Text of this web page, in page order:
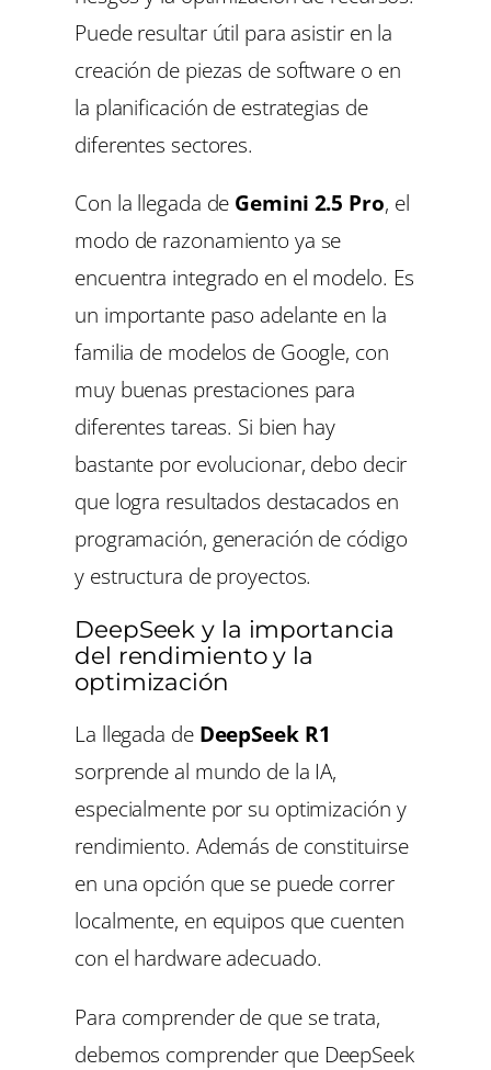
Puede resultar útil para asistir en la
creación de piezas de software o en
la planificación de estrategias de
diferentes sectores.
Con la llegada de Gemini 2.5 Pro, el
modo de razonamiento ya se
encuentra integrado en el modelo. Es
un importante paso adelante en la
familia de modelos de Google, con
muy buenas prestaciones para
diferentes tareas. Si bien hay
bastante por evolucionar, debo decir
que logra resultados destacados en
programación, generación de código
y estructura de proyectos.
DeepSeek y la importancia
del rendimiento y la
optimización
La llegada de DeepSeek R1
sorprende al mundo de la IA,
especialmente por su optimización y
rendimiento. Además de constituirse
en una opción que se puede correr
localmente, en equipos que cuenten
con el hardware adecuado.
Para comprender de que se trata,
debemos comprender que DeepSeek